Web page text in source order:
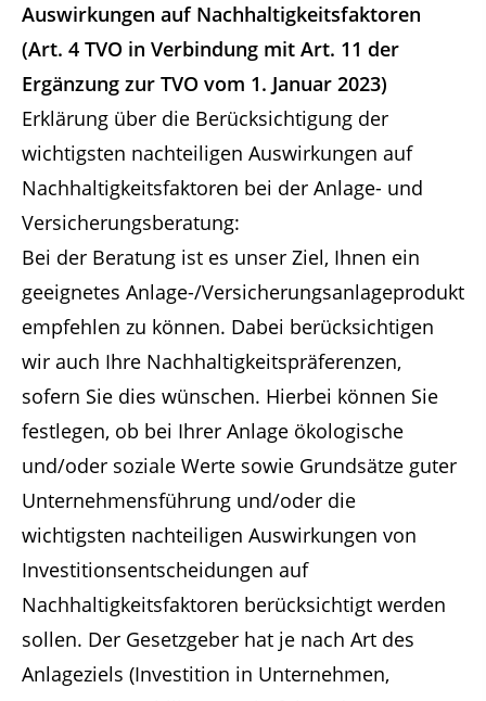
Auswirkungen auf Nachhaltigkeitsfaktoren
(Art. 4 TVO in Verbindung mit Art. 11 der
Ergänzung zur TVO vom 1. Januar 2023)
Erklärung über die Berücksichtigung der
wichtigsten nachteiligen Auswirkungen auf
Nachhaltigkeitsfaktoren bei der Anlage- und
Versicherungsberatung:
Bei der Beratung ist es unser Ziel, Ihnen ein
geeignetes Anlage-/Versicherungsanlageprodukt
empfehlen zu können. Dabei berücksichtigen
wir auch Ihre Nachhaltigkeitspräferenzen,
sofern Sie dies wünschen. Hierbei können Sie
festlegen, ob bei Ihrer Anlage ökologische
und/oder soziale Werte sowie Grundsätze guter
Unternehmensführung und/oder die
wichtigsten nachteiligen Auswirkungen von
Investitionsentscheidungen auf
Nachhaltigkeitsfaktoren berücksichtigt werden
sollen. Der Gesetzgeber hat je nach Art des
Anlageziels (Investition in Unternehmen,